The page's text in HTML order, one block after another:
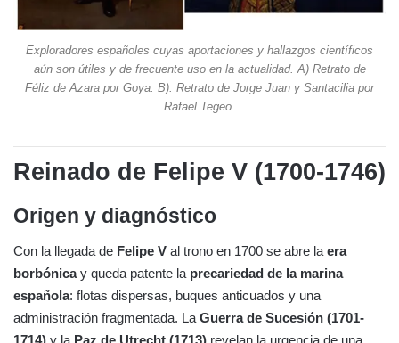
Exploradores españoles cuyas aportaciones y hallazgos científicos
aún son útiles y de frecuente uso en la actualidad. A) Retrato de
Féliz de Azara por Goya. B). Retrato de Jorge Juan y Santacilia por
Rafael Tegeo.
Reinado de Felipe V (1700-1746)
Origen y diagnóstico
Con la llegada de Felipe V al trono en 1700 se abre la era
borbónicay queda patente la precariedad de la marina
española: flotas dispersas, buques anticuados y una
administración fragmentada. La Guerra de Sucesión (1701-